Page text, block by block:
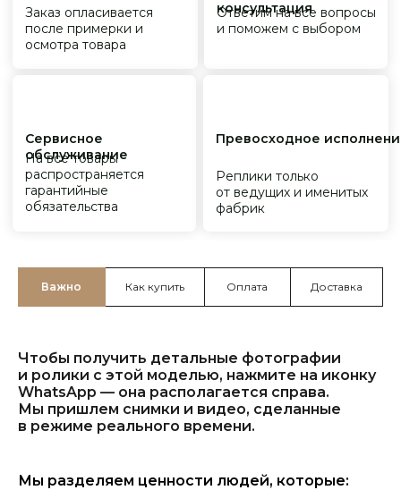
Важно Как купить Оплата Доставка
Чтобы получить детальные фотографии
и ролики с этой моделью, нажмите на иконку
WhatsApp — она располагается справа.
Мы пришлем снимки и видео, сделанные
в режиме реального времени.
Мы разделяем ценности людей, которые: